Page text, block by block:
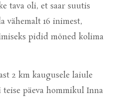
tava oli, et saar suutis
vähemalt 16 inimest,
pidid mõned kolima
2 km kaugusele laiule
teise päeva hommikul Inna